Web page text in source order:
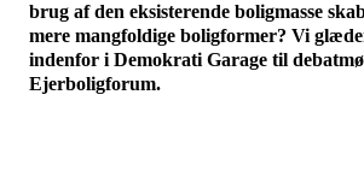
brug af den eksisterende boligmasse
mere mangfoldige boligformer? Vi
indenfor i Demokrati Garage til
Ejerboligforum.